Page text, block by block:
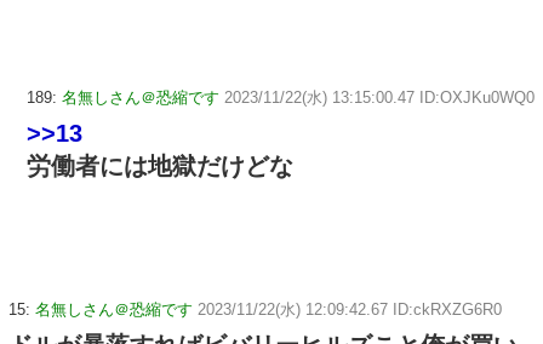
189: 名無しさん＠恐縮です 2023/11/22(水) 13:15:00.47 ID:OXJKu0WQ0
>>13
労働者には地獄だけどな
15: 名無しさん＠恐縮です 2023/11/22(水) 12:09:42.67 ID:ckRXZG6R0